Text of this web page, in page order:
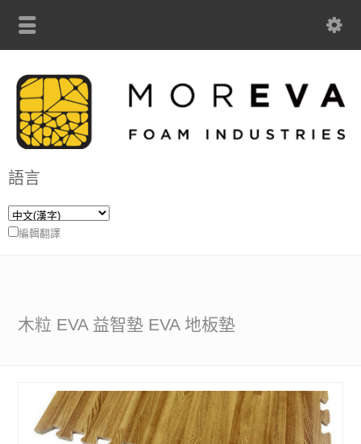
語言
編輯翻譯
木粒 EVA 益智墊 EVA 地板墊